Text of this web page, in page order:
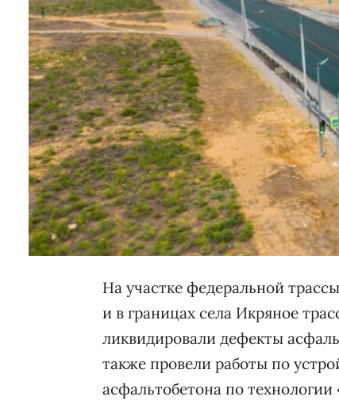
На участке федеральной
и в границах села Икряное
ликвидировали дефекты
также провели работы по
асфальтобетона по